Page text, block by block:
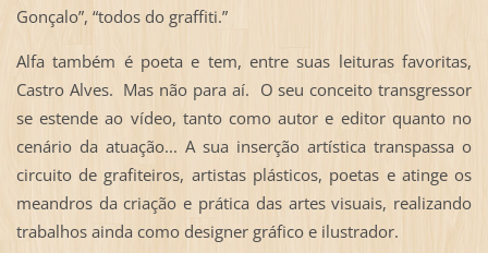
Gonçalo”, “todos do graffiti.”
Alfa também é poeta e tem, entre suas leituras favoritas,
Castro Alves. Mas não para aí. O seu conceito transgressor
se estende ao vídeo, tanto como autor e editor quanto no
cenário da atuação... A sua inserção artística transpassa o
circuito de grafiteiros, artistas plásticos, poetas e atinge os
meandros da criação e prática das artes visuais, realizando
trabalhos ainda como designer gráfico e ilustrador.